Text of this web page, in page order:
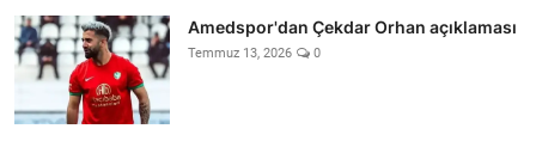
Amedspor'dan Çekdar Orhan açıklaması
Temmuz 13, 2026 0